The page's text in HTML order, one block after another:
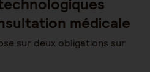
médicale
sur deux obligations sur